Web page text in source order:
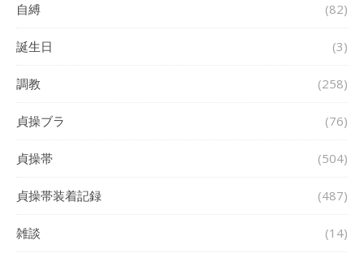
自縛 (82)
誕生日 (3)
調教 (258)
貞操ブラ (76)
貞操帯 (504)
貞操帯装着記録 (487)
雑談 (14)